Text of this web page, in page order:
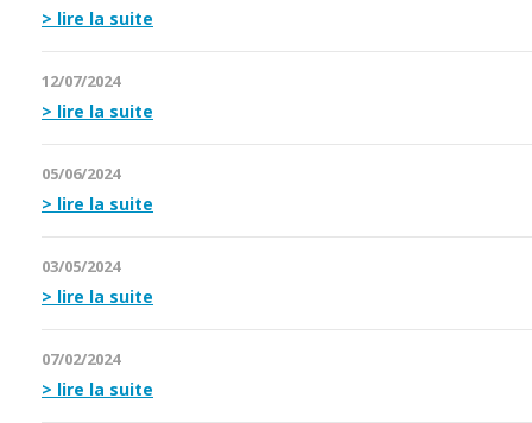
lire la suite
12/07/2024
lire la suite
05/06/2024
lire la suite
03/05/2024
lire la suite
07/02/2024
lire la suite